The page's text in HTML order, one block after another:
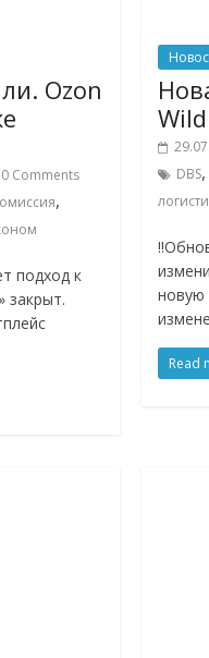
Ozon
0 Comments
,
подход к
закрыт.
DBS,
Read